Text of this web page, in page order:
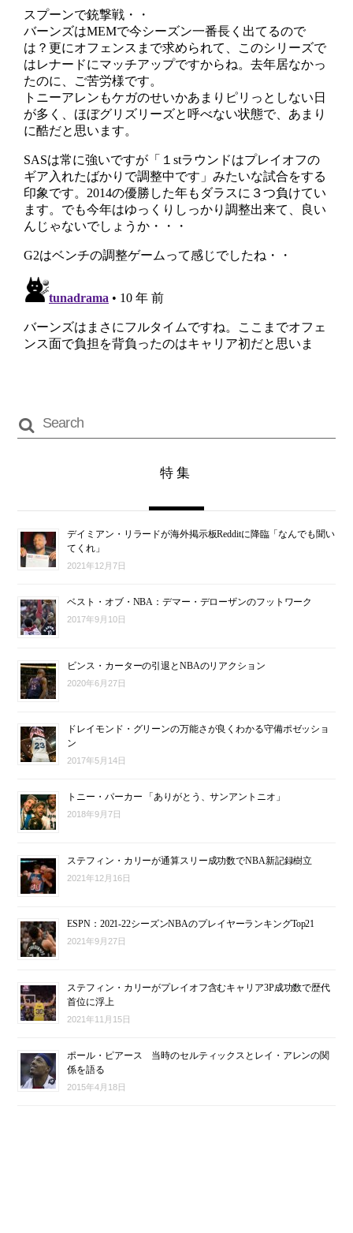
特集
デイミアン・リラードが海外掲示板Redditに降臨「なんでも聞い
てくれ」
2021年12月7日
ベスト・オブ・NBA：デマー・デローザンのフットワーク
2017年9月10日
ビンス・カーターの引退とNBAのリアクション
2020年6月27日
ドレイモンド・グリーンの万能さが良くわかる守備ポゼッショ
ン
2017年5月14日
トニー・パーカー 「ありがとう、サンアントニオ」
2018年9月7日
ステフィン・カリーが通算スリー成功数でNBA新記録樹立
2021年12月16日
ESPN：2021-22シーズンNBAのプレイヤーランキングTop21
2021年9月27日
ステフィン・カリーがプレイオフ含むキャリア3P成功数で歴代
首位に浮上
2021年11月15日
ポール・ピアース 当時のセルティックスとレイ・アレンの関
係を語る
2015年4月18日